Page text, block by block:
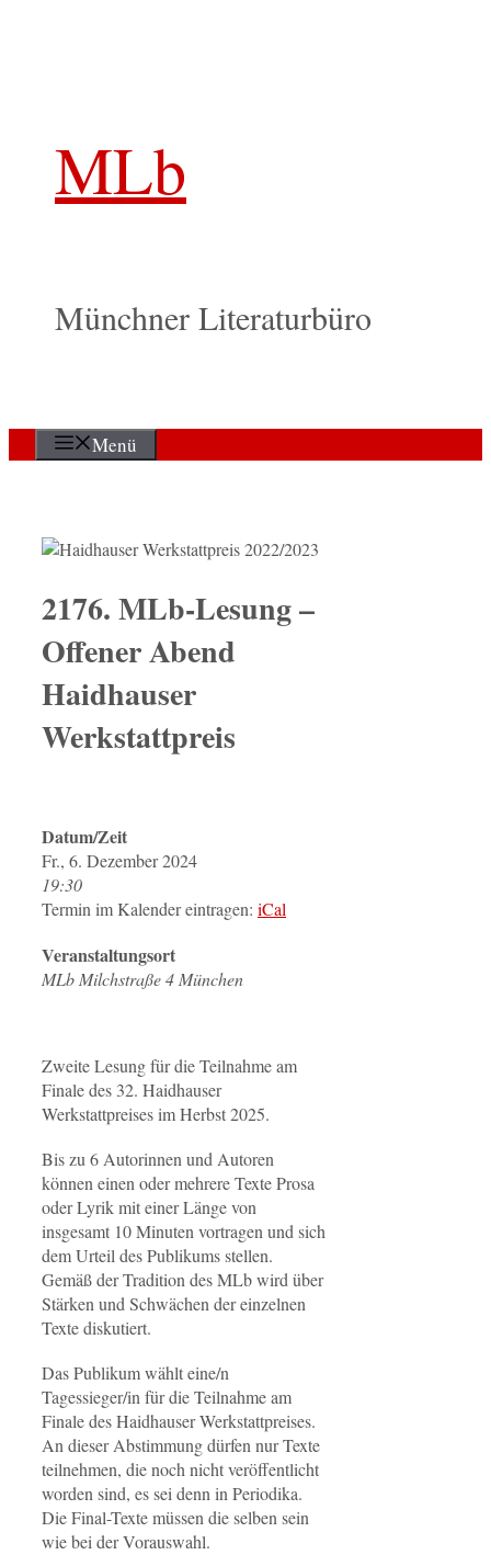
MLb
Münchner Literaturbüro
Menü
2176. MLb-Lesung –
Offener Abend
Haidhauser
Werkstattpreis
Datum/Zeit
Fr., 6. Dezember 2024
19:30
Termin im Kalender eintragen: iCal
Veranstaltungsort
MLb Milchstraße 4 München
Zweite Lesung für die Teilnahme am
Finale des 32. Haidhauser
Werkstattpreises im Herbst 2025.
Bis zu 6 Autorinnen und Autoren
können einen oder mehrere Texte Prosa
oder Lyrik mit einer Länge von
insgesamt 10 Minuten vortragen und sich
dem Urteil des Publikums stellen.
Gemäß der Tradition des MLb wird über
Stärken und Schwächen der einzelnen
Texte diskutiert.
Das Publikum wählt eine/n
Tagessieger/in für die Teilnahme am
Finale des Haidhauser Werkstattpreises.
An dieser Abstimmung dürfen nur Texte
teilnehmen, die noch nicht veröffentlicht
worden sind, es sei denn in Periodika.
Die Final-Texte müssen die selben sein
wie bei der Vorauswahl.